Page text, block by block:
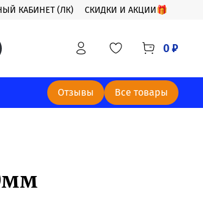
КАБИНЕТ (ЛК) СКИДКИ И АКЦИИ🎁
0 ₽
Отзывы Все товары